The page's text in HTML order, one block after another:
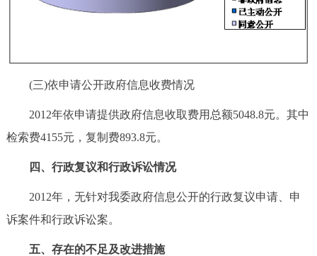
(三)依申请公开政府信息收费情况
2012年依申请提供政府信息收取费用总额5048.8元。其中
检索费4155元，复制费893.8元。
四、行政复议和行政诉讼情况
2012年，无针对我委政府信息公开的行政复议申请、申
诉案件和行政诉讼案。
五、存在的不足及改进措施